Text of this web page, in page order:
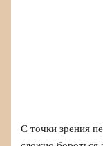
С точки зрения